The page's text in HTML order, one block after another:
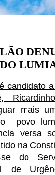
DO
candidato
mais
povo
versa
na
se do
de